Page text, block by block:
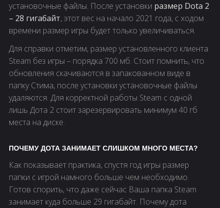
установочные файлы. После установки размер Dota 2
– 28 гигабайт, этот вес на начало 2021 года, с ходом
времени размер игры будет только увеличиваться.
Для справки отметим, размер установленного клиента
Steam без игры – порядка 700 мб. Стоит помнить, что
обновления скачиваются в запакованном виде в
папку Стима, после установки установочные файлы
удаляются. Для корректной работы Steam с одной
лишь Дота 2 стоит зарезервировать минимум 40 гб
места на диске.
ПОЧЕМУ ДОТА ЗАНИМАЕТ СЛИШКОМ МНОГО МЕСТА?
Как показывает практика, спустя год игры размер
папки с игрой намного больше чем необходимо.
Готов спорить, что даже сейчас Ваша папка Steam
занимает куда больше 29 гигабайт. Почему дота